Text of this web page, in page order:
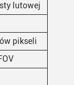
lutowej
pikseli